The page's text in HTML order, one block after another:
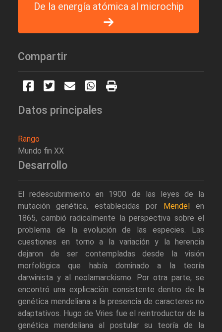
De la energía atómica al microchip
Compartir
Datos principales
Rango
Mundo fin XX
Desarrollo
El redescubrimiento en 1900 de las leyes de la
mutación genética, establecidas por
Mendel
en
1865, cambió radicalmente la perspectiva sobre el
problema de la evolución de las especies. Las
cuestiones en torno a la variación y la herencia
dejaron de ser contempladas desde la visión
morfológica que había dominado a la teoría
darwinista y al neolamarckismo. Por otra parte, se
encontró una explicación consistente dentro de la
genética mendeliana a la presencia de caracteres no
adaptativos. Hugo de Vries fue el reintroductor de la
genética mendeliana al postular su teoría de la